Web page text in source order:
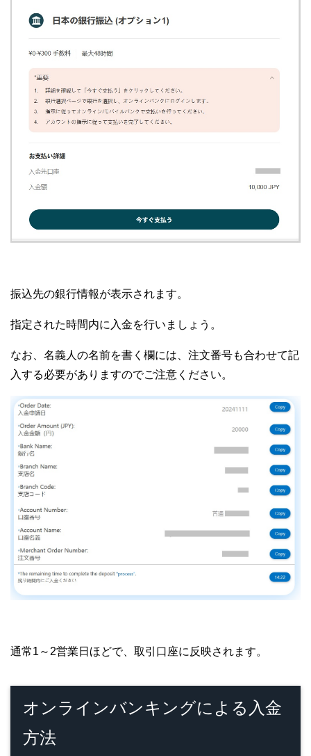
振込先の銀行情報が表示されます。
指定された時間内に入金を行いましょう。
なお、名義人の名前を書く欄には、注文番号も合わせて記
入する必要がありますのでご注意ください。
通常1～2営業日ほどで、取引口座に反映されます。
オンラインバンキングによる入金
方法